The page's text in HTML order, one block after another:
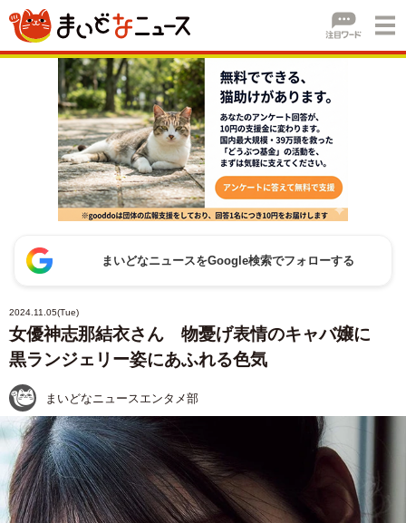
まいどなニュースをGoogle検索でフォローする
2024.11.05(Tue)
女優神志那結衣さん 物憂げ表情のキャバ嬢に
黒ランジェリー姿にあふれる色気
まいどなニュースエンタメ部